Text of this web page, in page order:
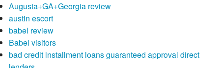
Augusta+GA+Georgia review
austin escort
babel review
Babel visitors
bad credit installment loans guaranteed approval direct